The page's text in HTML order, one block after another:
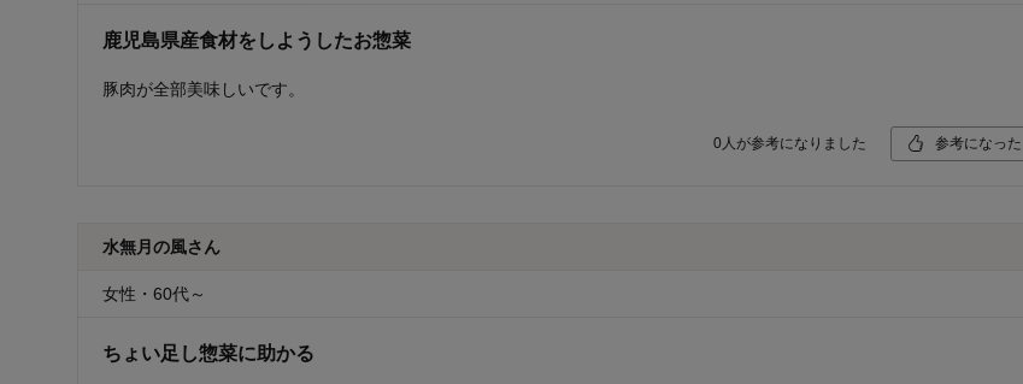
鹿児島県産食材をしようしたお惣菜
豚肉が全部美味しいです。
0 人が参考になりました 参考になった
水無月の風さん
女性・60代～
ちょい足し惣菜に助かる